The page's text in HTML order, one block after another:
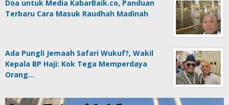
Doa untuk Media KabarBaik.co, Panduan
Terbaru Cara Masuk Raudhah Madinah
Ada Pungli Jemaah Safari Wukuf?, Wakil
Kepala BP Haji: Kok Tega Memperdaya
Orang…